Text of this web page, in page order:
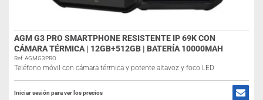
AGM G3 PRO SMARTPHONE RESISTENTE IP 69K CON
CÁMARA TÉRMICA | 12GB+512GB | BATERÍA 10000MAH
Ref: AGMG3PRO
Teléfono móvil con cámara térmica y potente altavoz y foco LED
Iniciar sesión para ver los precios